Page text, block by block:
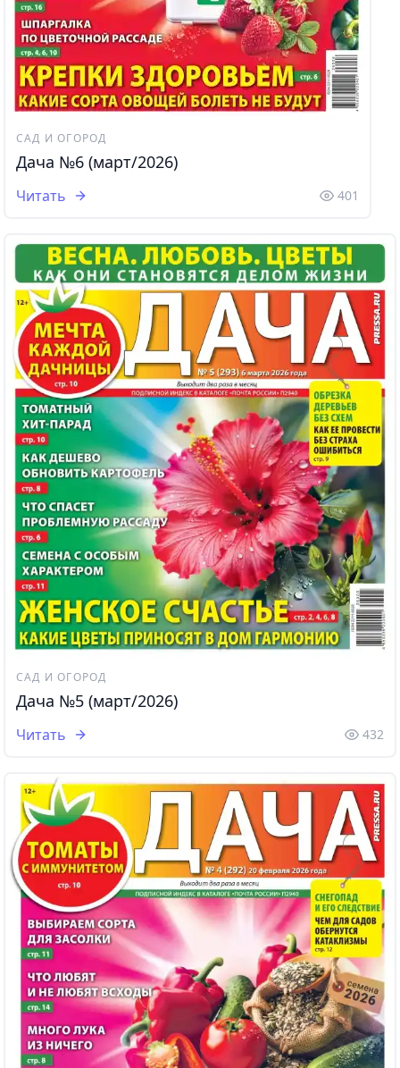
САД И ОГОРОД
Дача №6 (март/2026)
Читать 401
САД И ОГОРОД
Дача №5 (март/2026)
Читать 432